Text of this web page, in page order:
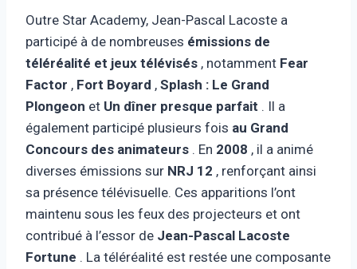
Outre Star Academy, Jean-Pascal Lacoste a
participé à de nombreuses émissions de
téléréalité et jeux télévisés , notamment Fear
Factor , Fort Boyard , Splash : Le Grand
Plongeon et Un dîner presque parfait . Il a
également participé plusieurs fois au Grand
Concours des animateurs . En 2008 , il a animé
diverses émissions sur NRJ 12 , renforçant ainsi
sa présence télévisuelle. Ces apparitions l’ont
maintenu sous les feux des projecteurs et ont
contribué à l’essor de Jean-Pascal Lacoste
Fortune . La téléréalité est restée une composante